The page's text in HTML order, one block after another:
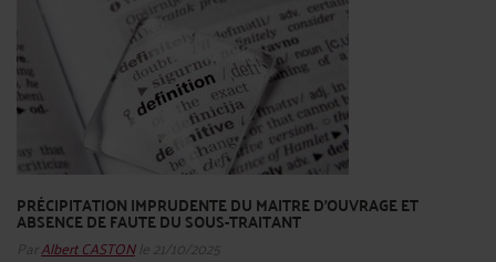
PRÉCIPITATION IMPRUDENTE DU MAITRE D'OUVRAGE ET
ABSENCE DE FAUTE DU SOUS-TRAITANT
ParAlbert CASTONle 21/10/2025